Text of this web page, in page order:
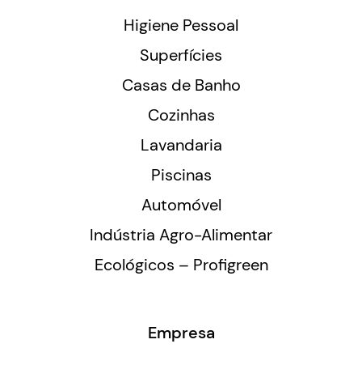
Higiene Pessoal
Superfícies
Casas de Banho
Cozinhas
Lavandaria
Piscinas
Automóvel
Indústria Agro-Alimentar
Ecológicos – Profigreen
Empresa